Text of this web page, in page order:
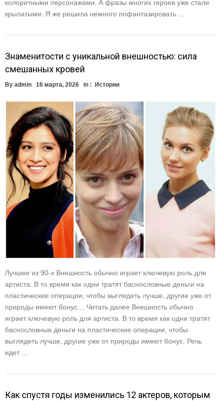
колоритными персонажами. А фразы многих героев уже стали
крылатыми. Я же решила немного пофантазировать …
Знаменитости с уникальной внешностью: сила
смешанных кровей
By admin 16 марта, 2026 in : Истории
Лучшее из 90-х Внешность обычно играет ключевую роль для
артиста. В то время как одни тратят баснословные деньги на
пластические операции, чтобы выглядеть лучше, другие уже от
природы имеют бонус.…Читать далее Внешность обычно
играет ключевую роль для артиста. В то время как одни тратят
баснословные деньги на пластические операции, чтобы
выглядеть лучше, другие уже от природы имеют бонус. Речь
идет …
Как спустя годы изменились 12 актеров, которым